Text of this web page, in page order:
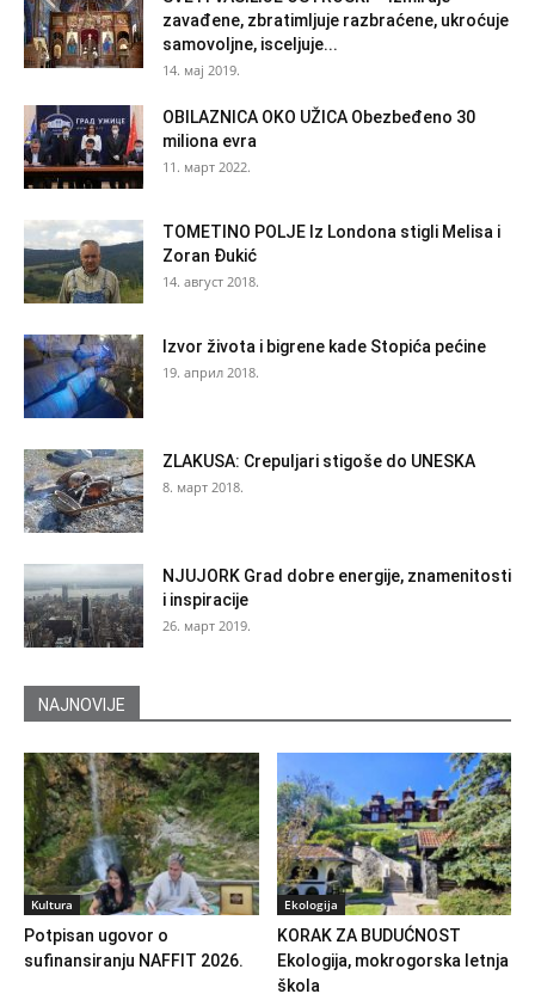
zavađene, zbratimljuje razbraćene, ukroćuje
samovoljne, isceljuje...
14. мај 2019.
OBILAZNICA OKO UŽICA Obezbeđeno 30
miliona evra
11. март 2022.
TOMETINO POLJE Iz Londona stigli Melisa i
Zoran Đukić
14. август 2018.
Izvor života i bigrene kade Stopića pećine
19. април 2018.
ZLAKUSA: Crepuljari stigoše do UNESKA
8. март 2018.
NJUJORK Grad dobre energije, znamenitosti
i inspiracije
26. март 2019.
NAJNOVIJE
Kultura
Potpisan ugovor o
sufinansiranju NAFFIT 2026.
Ekologija
KORAK ZA BUDUĆNOST
Ekologija, mokrogorska letnja
škola